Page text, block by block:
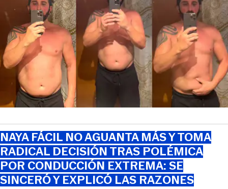
NAYA FÁCIL NO AGUANTA MÁS Y TOMA
RADICAL DECISIÓN TRAS POLÉMICA
POR CONDUCCIÓN EXTREMA: SE
SINCERÓ Y EXPLICÓ LAS RAZONES